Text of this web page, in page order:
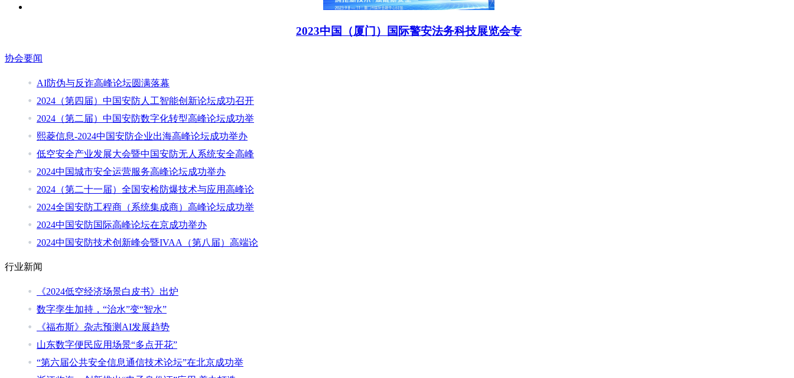
2023中国（厦门）国际警安法务科技展览会专
协会要闻
AI防伪与反诈高峰论坛圆满落幕
2024（第四届）中国安防人工智能创新论坛成功召开
2024（第二届）中国安防数字化转型高峰论坛成功举
熙菱信息-2024中国安防企业出海高峰论坛成功举办
低空安全产业发展大会暨中国安防无人系统安全高峰
2024中国城市安全运营服务高峰论坛成功举办
2024（第二十一届）全国安检防爆技术与应用高峰论
2024全国安防工程商（系统集成商）高峰论坛成功举
2024中国安防国际高峰论坛在京成功举办
2024中国安防技术创新峰会暨IVAA（第八届）高端论
行业新闻
《2024低空经济场景白皮书》出炉
数字孪生加持，“治水”变“智水”
《福布斯》杂志预测AI发展趋势
山东数字便民应用场景“多点开花”
“第六届公共安全信息通信技术论坛”在北京成功举